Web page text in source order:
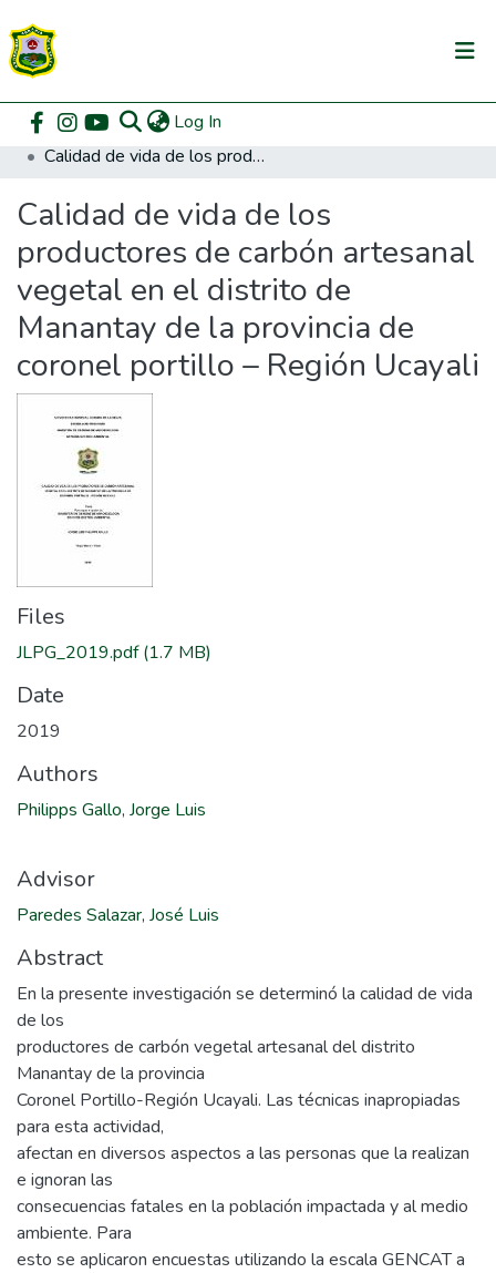
Log In
Communities & Collections
All of DSpace
DSpace Statistics
Home Posgrado
Calidad de vida de los productores de carbón artesanal vegetal en el distrito de Manantay de la provincia de coronel portillo – Región Ucayali
Calidad de vida de los
productores de carbón artesanal
vegetal en el distrito de
Manantay de la provincia de
coronel portillo – Región Ucayali
Files
JLPG_2019.pdf(1.7 MB)
Date
2019
Authors
Philipps Gallo, Jorge Luis
Advisor
Paredes Salazar, José Luis
Abstract
En la presente investigación se determinó la calidad de vida
de los
productores de carbón vegetal artesanal del distrito
Manantay de la provincia
Coronel Portillo-Región Ucayali. Las técnicas inapropiadas
para esta actividad,
afectan en diversos aspectos a las personas que la realizan
e ignoran las
consecuencias fatales en la población impactada y al medio
ambiente. Para
esto se aplicaron encuestas utilizando la escala GENCAT a